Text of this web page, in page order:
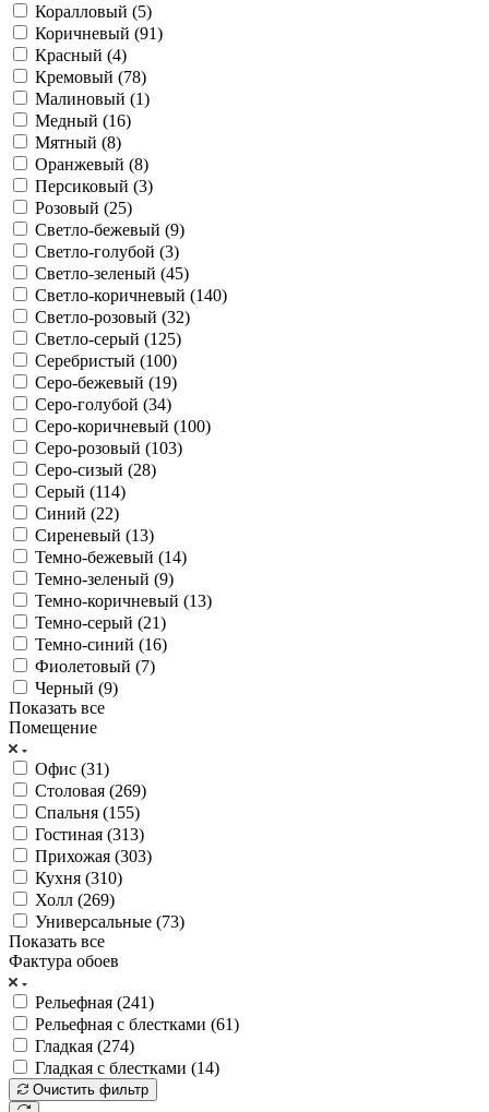
Коралловый (5)
Коричневый (91)
Красный (4)
Кремовый (78)
Малиновый (1)
Медный (16)
Мятный (8)
Оранжевый (8)
Персиковый (3)
Розовый (25)
Светло-бежевый (9)
Светло-голубой (3)
Светло-зеленый (45)
Светло-коричневый (140)
Светло-розовый (32)
Светло-серый (125)
Серебристый (100)
Серо-бежевый (19)
Серо-голубой (34)
Серо-коричневый (100)
Серо-розовый (103)
Серо-сизый (28)
Серый (114)
Синий (22)
Сиреневый (13)
Темно-бежевый (14)
Темно-зеленый (9)
Темно-коричневый (13)
Темно-серый (21)
Темно-синий (16)
Фиолетовый (7)
Черный (9)
Показать все
Помещение
Офис (31)
Столовая (269)
Спальня (155)
Гостиная (313)
Прихожая (303)
Кухня (310)
Холл (269)
Универсальные (73)
Показать все
Фактура обоев
Рельефная (241)
Рельефная с блестками (61)
Гладкая (274)
Гладкая с блестками (14)
Очистить фильтр